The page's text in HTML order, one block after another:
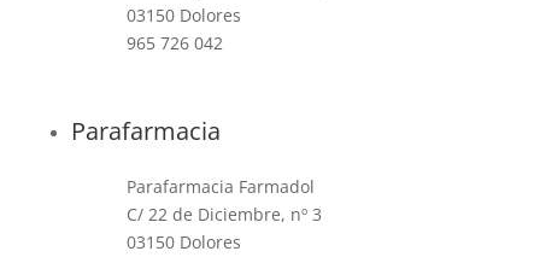
03150 Dolores
965 726 042
Parafarmacia
Parafarmacia Farmadol
C/ 22 de Diciembre, nº 3
03150 Dolores